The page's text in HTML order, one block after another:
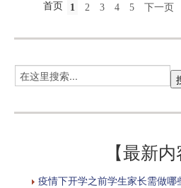
首页 1 2 3 4 5 下一页
【最新内
疫情下开学之前学生家长需做哪